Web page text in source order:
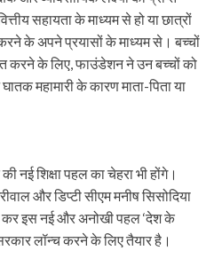
सहायता के माध्यम से हो या छात्रों
के अपने प्रयासों के माध्यम से। बच्चों
करने के लिए, फाउंडेशन ने उन बच्चों को
घातक महामारी के कारण माता-पिता या
नई शिक्षा पहल का चेहरा भी होंगे।
और डिप्टी सीएम मनीष सिसोदिया
इस नई और अनोखी पहल ‘देश के
लॉन्च करने के लिए तैयार है।